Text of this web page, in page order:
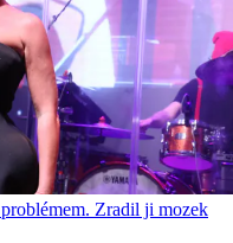
Zradil ji mozek